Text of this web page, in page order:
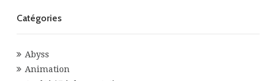
Catégories
Abyss
Animation